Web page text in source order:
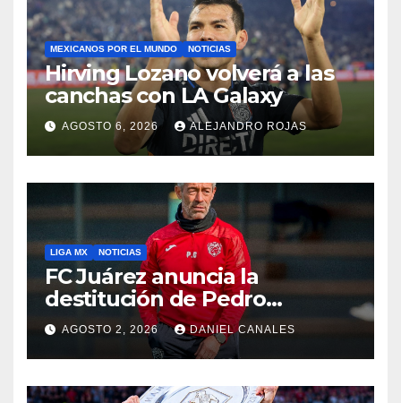
MEXICANOS POR EL MUNDO NOTICIAS
Hirving Lozano volverá a las
canchas con LA Galaxy
AGOSTO 6, 2026 ALEJANDRO ROJAS
LIGA MX NOTICIAS
FC Juárez anuncia la
destitución de Pedro
Caixinha
AGOSTO 2, 2026 DANIEL CANALES